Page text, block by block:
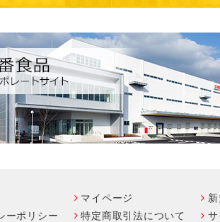
マイページ
ーポリシー
特定商取引法について